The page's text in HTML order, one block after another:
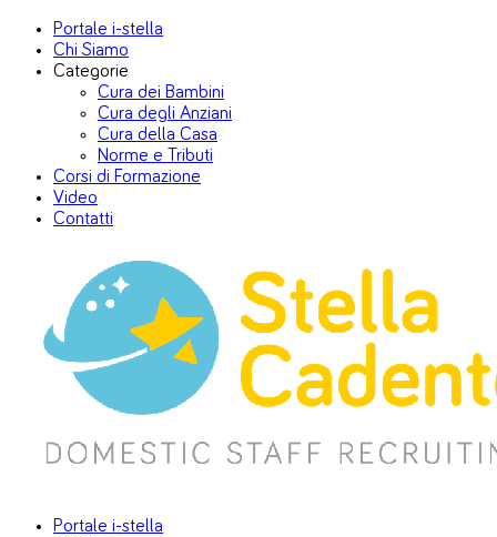
Portale i-stella
Chi Siamo
Categorie
Cura dei Bambini
Cura degli Anziani
Cura della Casa
Norme e Tributi
Corsi di Formazione
Video
Contatti
Portale i-stella